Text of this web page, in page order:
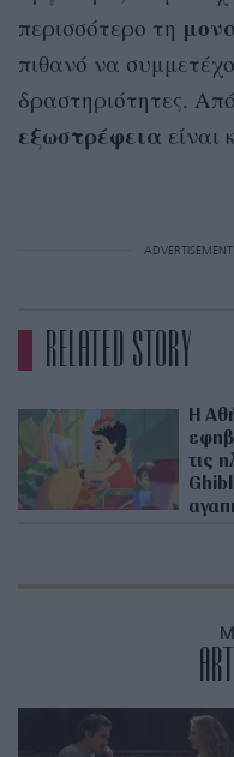
περισσότερο τη
πιθανό να
δραστηριότητες.
εξωστρέφεια είναι
RELATED STORY
Η
τις